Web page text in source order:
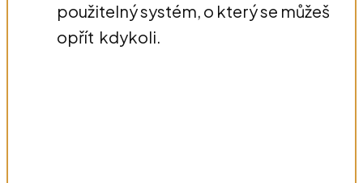
použitelný systém, o který se můžeš
opřít kdykoli.